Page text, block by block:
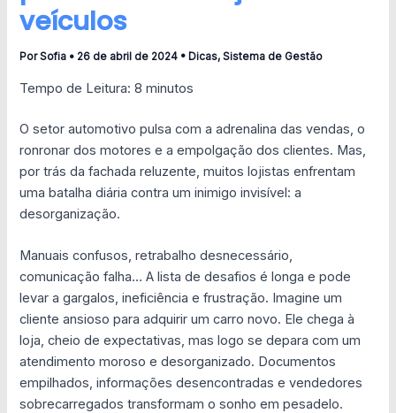
veículos
PorSofia • 26 de abril de 2024 • Dicas,Sistema de Gestão
Tempo de Leitura:8 minutos
O setor automotivo pulsa com a adrenalina das vendas, o
ronronar dos motores e a empolgação dos clientes. Mas,
por trás da fachada reluzente, muitos lojistas enfrentam
uma batalha diária contra um inimigo invisível: a
desorganização.
Manuais confusos, retrabalho desnecessário,
comunicação falha… A lista de desafios é longa e pode
levar a gargalos, ineficiência e frustração. Imagine um
cliente ansioso para adquirir um carro novo. Ele chega à
loja, cheio de expectativas, mas logo se depara com um
atendimento moroso e desorganizado. Documentos
empilhados, informações desencontradas e vendedores
sobrecarregados transformam o sonho em pesadelo.